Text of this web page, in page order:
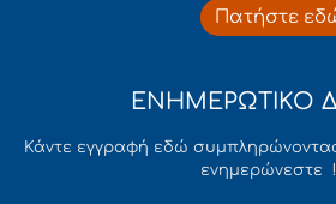
Πατήστε
ΕΝΗΜΕΡΩΤΙΚΟ
Κάντε εγγραφή εδώ
ενημερώνεστε !